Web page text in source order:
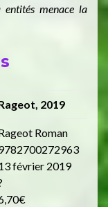
entités menace la
2019
Roman
février 2019